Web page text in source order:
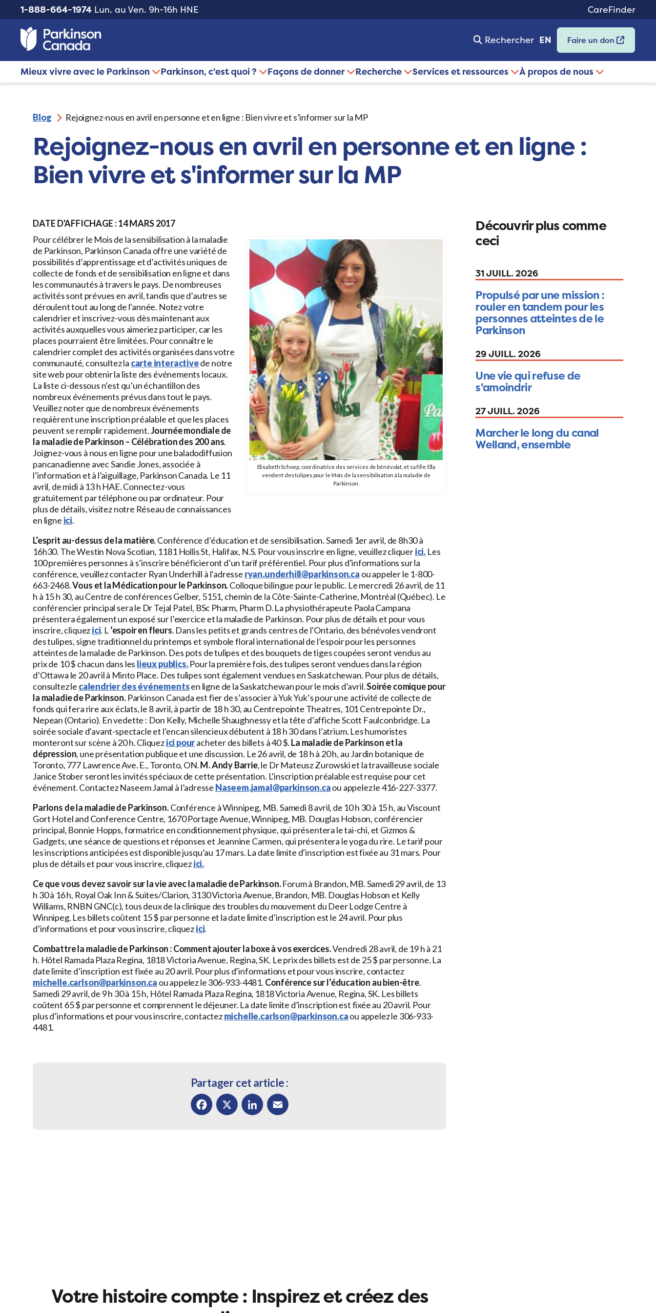
1-888-664-1974 Lun. au Ven. 9h-16h HNE CareFinder
Rechercher EN Faire un don
Mieux vivre avec le Parkinson Parkinson, c'est quoi ? Façons de donner Recherche Services et ressources À propos de nous
Blog Rejoignez-nous en avril en personne et en ligne : Bien vivre et s’informer sur la MP
Rejoignez-nous en avril en personne et en ligne :
Bien vivre et s'informer sur la MP
DATE D'AFFICHAGE : 14 MARS 2017
Elisabeth Schoep, coordinatrice des services de bénévolat, et sa fille Ella
vendent des tulipes pour le Mois de la sensibilisation à la maladie de
Parkinson.
Pour célébrer le Mois de la sensibilisation à la maladie
de Parkinson, Parkinson Canada offre une variété de
possibilités d’apprentissage et d’activités uniques de
collecte de fonds et de sensibilisation en ligne et dans
les communautés à travers le pays. De nombreuses
activités sont prévues en avril, tandis que d’autres se
déroulent tout au long de l’année. Notez votre
calendrier et inscrivez-vous dès maintenant aux
activités auxquelles vous aimeriez participer, car les
places pourraient être limitées. Pour connaître le
calendrier complet des activités organisées dans votre
communauté, consultez la carte interactivede notre
site web pour obtenir la liste des événements locaux.
La liste ci-dessous n’est qu’un échantillon des
nombreux événements prévus dans tout le pays.
Veuillez noter que de nombreux événements
requièrent une inscription préalable et que les places
peuvent se remplir rapidement.Journée mondiale de
la maladie de Parkinson – Célébration des 200 ans.
Joignez-vous à nous en ligne pour une baladodiffusion
pancanadienne avec Sandie Jones, associée à
l’information et à l’aiguillage, Parkinson Canada. Le 11
avril, de midi à 13 h HAE. Connectez-vous
gratuitement par téléphone ou par ordinateur. Pour
plus de détails, visitez notre Réseau de connaissances
en ligne ici.
L’esprit au-dessus de la matière.Conférence d’éducation et de sensibilisation. Samedi 1er avril, de 8h30 à
16h30. The Westin Nova Scotian, 1181 Hollis St, Halifax, N.S. Pour vous inscrire en ligne, veuillez cliquerici. Les
100 premières personnes à s’inscrire bénéficieront d’un tarif préférentiel. Pour plus d’informations sur la
conférence, veuillez contacter Ryan Underhill à l’adresse ryan.underhill@parkinson.ca ou appeler le 1-800-
663-2468.Vous et la Médication pour le Parkinson.Colloque bilingue pour le public. Le mercredi 26 avril, de 11
h à 15 h 30, au Centre de conférences Gelber, 5151, chemin de la Côte-Sainte-Catherine, Montréal (Québec). Le
conférencier principal sera le Dr Tejal Patel, BSc Pharm, Pharm D. La physiothérapeute Paola Campana
présentera également un exposé sur l’exercice et la maladie de Parkinson. Pour plus de détails et pour vous
inscrire, cliquezici. L‘espoir en fleurs. Dans les petits et grands centres de l’Ontario, des bénévoles vendront
des tulipes, signe traditionnel du printemps et symbole floral international de l’espoir pour les personnes
atteintes de la maladie de Parkinson. Des pots de tulipes et des bouquets de tiges coupées seront vendus au
prix de 10 $ chacun dans les lieux publics.Pour la première fois, des tulipes seront vendues dans la région
d’Ottawa le 20 avril à Minto Place. Des tulipes sont également vendues en Saskatchewan. Pour plus de détails,
consultez le calendrier des événementsen ligne de la Saskatchewan pour le mois d’avril.Soirée comique pour
la maladie de Parkinson. Parkinson Canada est fier de s’associer à Yuk Yuk’s pour une activité de collecte de
fonds qui fera rire aux éclats, le 8 avril, à partir de 18 h 30, au Centrepointe Theatres, 101 Centrepointe Dr.,
Nepean (Ontario). En vedette : Don Kelly, Michelle Shaughnessy et la tête d’affiche Scott Faulconbridge. La
soirée sociale d’avant-spectacle et l’encan silencieux débutent à 18 h 30 dans l’atrium. Les humoristes
monteront sur scène à 20 h. Cliquezici pouracheter des billets à 40 $. La maladie de Parkinson et la
dépression, une présentation publique et une discussion. Le 26 avril, de 18 h à 20 h, au Jardin botanique de
Toronto, 777 Lawrence Ave. E., Toronto, ON.M. Andy Barrie, le Dr Mateusz Zurowski et la travailleuse sociale
Janice Stober seront les invités spéciaux de cette présentation. L’inscription préalable est requise pour cet
événement. Contactez Naseem Jamal à l’adresse Naseem.jamal@parkinson.caou appelez le 416-227-3377.
Parlons de la maladie de Parkinson.Conférence à Winnipeg, MB. Samedi 8 avril, de 10 h 30 à 15 h, au Viscount
Gort Hotel and Conference Centre, 1670 Portage Avenue, Winnipeg, MB. Douglas Hobson, conférencier
principal, Bonnie Hopps, formatrice en conditionnement physique, qui présentera le tai-chi, et Gizmos &
Gadgets, une séance de questions et réponses et Jeannine Carmen, qui présentera le yoga du rire. Le tarif pour
les inscriptions anticipées est disponible jusqu’au 17 mars. La date limite d’inscription est fixée au 31 mars. Pour
plus de détails et pour vous inscrire, cliquezici.
Ce que vous devez savoir sur la vie avec la maladie de Parkinson.Forum à Brandon, MB. Samedi 29 avril, de 13
h 30 à 16 h, Royal Oak Inn & Suites/Clarion, 3130 Victoria Avenue, Brandon, MB. Douglas Hobson et Kelly
Williams, RNBN GNC(c), tous deux de la clinique des troubles du mouvement du Deer Lodge Centre à
Winnipeg. Les billets coûtent 15 $ par personne et la date limite d’inscription est le 24 avril. Pour plus
d’informations et pour vous inscrire, cliquezici.
Combattre la maladie de Parkinson : Comment ajouter la boxe à vos exercices.Vendredi 28 avril, de 19 h à 21
h. Hôtel Ramada Plaza Regina, 1818 Victoria Avenue, Regina, SK. Le prix des billets est de 25 $ par personne. La
date limite d’inscription est fixée au 20 avril. Pour plus d’informations et pour vous inscrire, contactez
michelle.carlson@parkinson.ca ou appelez le 306-933-4481. Conférence sur l’éducation au bien-être.
Samedi 29 avril, de 9 h 30 à 15 h, Hôtel Ramada Plaza Regina, 1818 Victoria Avenue, Regina, SK. Les billets
coûtent 65 $ par personne et comprennent le déjeuner. La date limite d’inscription est fixée au 20 avril. Pour
plus d’informations et pour vous inscrire, contactezmichelle.carlson@parkinson.caou appelez le 306-933-
4481.
Partager cet article :
Votre histoire compte : Inspirez et créez des
Découvrir plus comme
ceci
31 JUILL. 2026
Propulsé par une mission :
rouler en tandem pour les
personnes atteintes de le
Parkinson
29 JUILL. 2026
Une vie qui refuse de
s'amoindrir
27 JUILL. 2026
Marcher le long du canal
Welland, ensemble